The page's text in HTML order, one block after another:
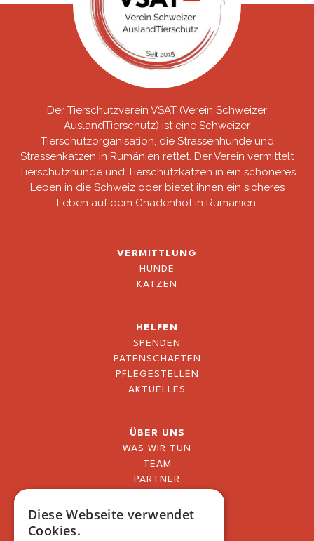
Der Tierschutzverein VSAT (Verein Schweizer
AuslandTierschutz) ist eine Schweizer
Tierschutzorganisation, die Strassenhunde und
Strassenkatzen in Rumänien rettet. Der Verein vermittelt
Tierschutzhunde und Tierschutzkatzen in ein schöneres
Leben in die Schweiz oder bietet ihnen ein sicheres
Leben auf dem Gnadenhof in Rumänien.
VERMITTLUNG
HUNDE
KATZEN
HELFEN
SPENDEN
PATENSCHAFTEN
PFLEGESTELLEN
AKTUELLES
ÜBER UNS
WAS WIR TUN
TEAM
PARTNER
FAQ
Diese Webseite verwendet
Cookies.